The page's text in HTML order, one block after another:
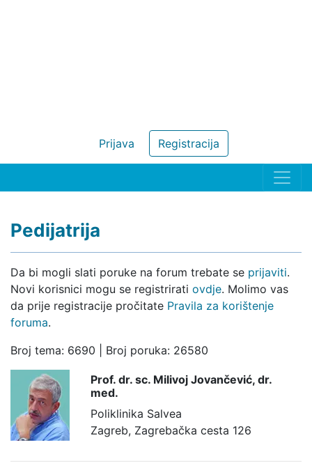
Registracija
Prijava
Pedijatrija
Da bi mogli slati poruke na forum trebate se prijaviti.
Novi korisnici mogu se registrirati ovdje. Molimo vas
da prije registracije pročitate Pravila za korištenje
foruma.
Broj tema: 6690 | Broj poruka: 26580
Prof. dr. sc. Milivoj Jovančević, dr.
med.
Poliklinika Salvea
Zagreb, Zagrebačka cesta 126